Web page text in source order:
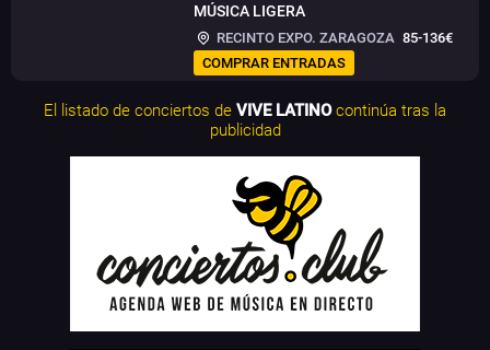
MÚSICA LIGERA
RECINTO EXPO. ZARAGOZA 85-136€
COMPRAR ENTRADAS
El listado de conciertos de VIVE LATINOcontinúa tras la
publicidad